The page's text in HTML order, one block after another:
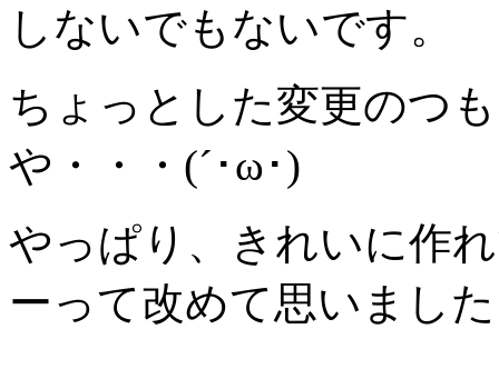
しないでもないです。
ちょっとした変更のつ
や・・・(´･ω･)
やっぱり、きれいに作
ーって改めて思いまし